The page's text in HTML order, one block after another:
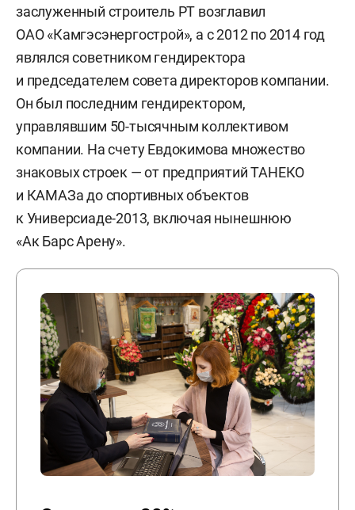
заслуженный строитель РТ возглавил
ОАО «Камгэсэнергострой», а с 2012 по 2014 год
являлся советником гендиректора
и председателем совета директоров компании.
Он был последним гендиректором,
управлявшим 50-тысячным коллективом
компании. На счету Евдокимова множество
знаковых строек — от предприятий ТАНЕКО
и КАМАЗа до спортивных объектов
к Универсиаде-2013, включая нынешнюю
«Ак Барс Арену».